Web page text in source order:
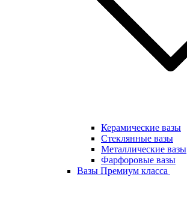
Керамические вазы
Стеклянные вазы
Металлические вазы
Фарфоровые вазы
Вазы Премиум класса